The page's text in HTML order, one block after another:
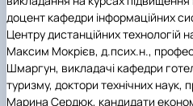
доцент кафедри інформаційних
Центру дистанційних технологій
Максим Мокрієв, д.псих.н.,
Шмаргун, викладачі кафедри
туризму, доктори технічних наук,
Марина Сердюк, кандидати